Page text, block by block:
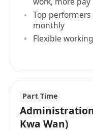
Top performers
monthly
Flexible
Part Time
Kwa Wan)